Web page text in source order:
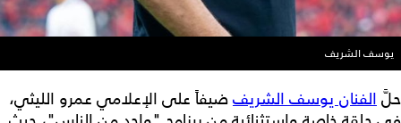
يوسف الشريف
حلَّالفنان يوسف الشريفضيفاً على الإعلامي عمرو الليثي،